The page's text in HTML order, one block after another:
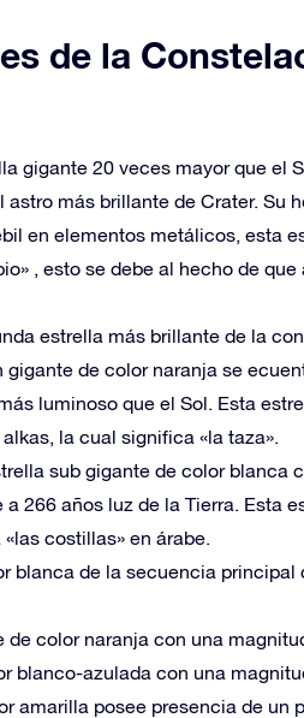
de la
gigante 20 veces mayor que el
más brillante de Crater. Su
en elementos metálicos, esta
, esto se debe al hecho de
estrella más brillante de la
de color naranja se
luminoso que el Sol. Esta
la cual significa «la taza».
sub gigante de color blanca
266 años luz de la Tierra. Esta
costillas» en árabe.
blanca de la secuencia
de color naranja con una
blanco-azulada con una
amarilla posee presencia de un